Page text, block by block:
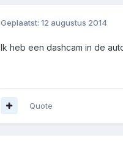
Geplaatst: 12 augustus 2014
Ik heb een dashcam in de
Quote